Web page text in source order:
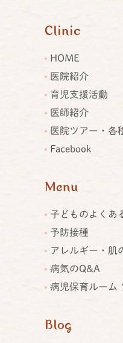
Clinic
HOME
医院紹介
育児支援活動
医師紹介
医院ツアー・各
Facebook
Menu
子どものよくあ
予防接種
アレルギー・肌
病気のQ&A
病児保育ルーム
Blog